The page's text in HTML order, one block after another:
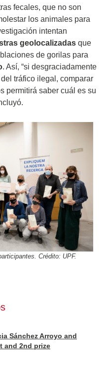
fecales, que no son
los animales para
intentan
geolocalizadas que
de gorilas para
. Así, “si desgraciadamente
tráfico ilegal, comparar
permitirá saber cuál es su
Crédito: UPF.
Sánchez Arroyo and
and 2nd prize